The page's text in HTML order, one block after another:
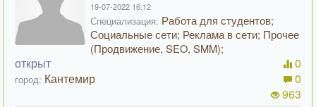
19-07-2022 16:12
Специализация: Работа для студентов;
Социальные сети; Реклама в сети; Прочее
(Продвижение, SEO, SMM);
открыт
город: Кантемир
0
0
963